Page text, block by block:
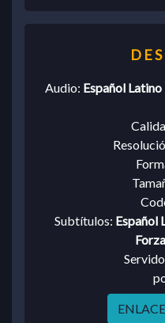
Audio: Español
Subtítulos: Español